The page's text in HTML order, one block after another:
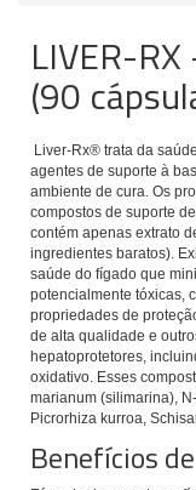
LIVER-
(90
Liver-Rx® trata da
agentes de suporte à
ambiente de cura. Os
compostos de suporte
contém apenas extrato
ingredientes baratos).
saúde do fígado que
potencialmente tóxicas,
propriedades de
de alta qualidade e
hepatoprotetores,
oxidativo. Esses
marianum (silimarina),
Picrorhiza kurroa,
Benefícios